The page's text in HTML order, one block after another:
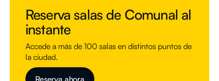
Reserva salas de Comunal al
instante
Accede a más de 100 salas en distintos puntos de
la ciudad.
Reserva ahora